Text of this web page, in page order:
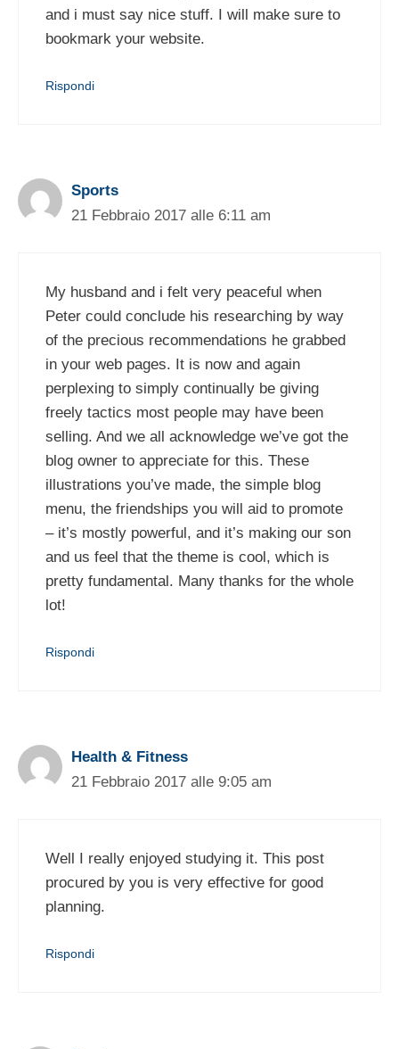
and i must say nice stuff. I will make sure to
bookmark your website.
Rispondi
Sports
21 Febbraio 2017 alle 6:11 am
My husband and i felt very peaceful when
Peter could conclude his researching by way
of the precious recommendations he grabbed
in your web pages. It is now and again
perplexing to simply continually be giving
freely tactics most people may have been
selling. And we all acknowledge we’ve got the
blog owner to appreciate for this. These
illustrations you’ve made, the simple blog
menu, the friendships you will aid to promote
– it’s mostly powerful, and it’s making our son
and us feel that the theme is cool, which is
pretty fundamental. Many thanks for the whole
lot!
Rispondi
Health & Fitness
21 Febbraio 2017 alle 9:05 am
Well I really enjoyed studying it. This post
procured by you is very effective for good
planning.
Rispondi